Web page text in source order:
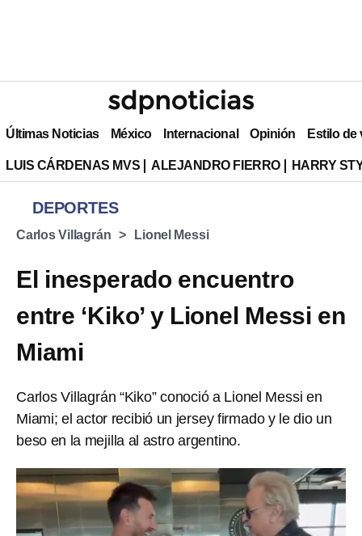
Últimas Noticias México Internacional Opinión Estilo de
LUIS CÁRDENAS MVS ALEJANDRO FIERRO HARRY
DEPORTES
Carlos Villagrán Lionel Messi
El inesperado encuentro
entre ‘Kiko’ y Lionel Messi en
Miami
Carlos Villagrán “Kiko” conoció a Lionel Messi en
Miami; el actor recibió un jersey firmado y le dio un
beso en la mejilla al astro argentino.